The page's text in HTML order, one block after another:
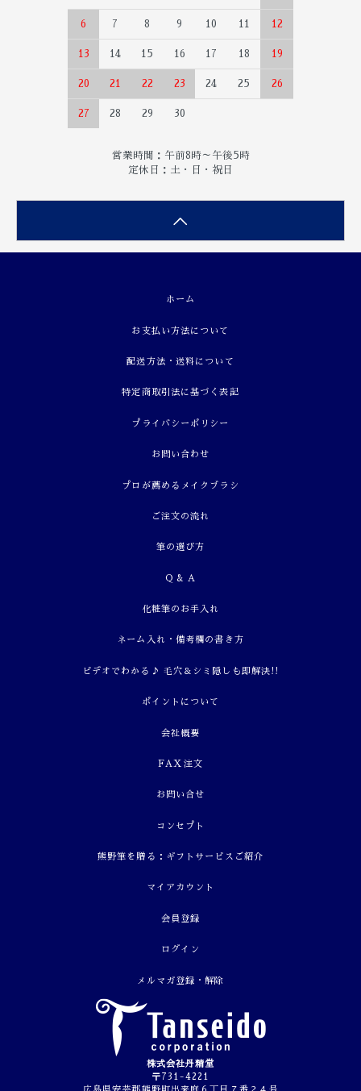
6 7 8 9 10 11 12
13 14 15 16 17 18 19
20 21 22 23 24 25 26
27 28 29 30
営業時間：午前8時～午後5時
定休日：土・日・祝日
ホーム
お支払い方法について
配送方法・送料について
特定商取引法に基づく表記
プライバシーポリシー
お問い合わせ
プロが薦めるメイクブラシ
ご注文の流れ
筆の選び方
Q & A
化粧筆のお手入れ
ネーム入れ・備考欄の書き方
ビデオでわかる♪ 毛穴＆シミ隠しも即解決!!
ポイントについて
会社概要
FAX注文
お問い合せ
コンセプト
熊野筆を贈る：ギフトサービスご紹介
マイアカウント
会員登録
ログイン
メルマガ登録・解除
株式会社丹精堂
〒731-4221